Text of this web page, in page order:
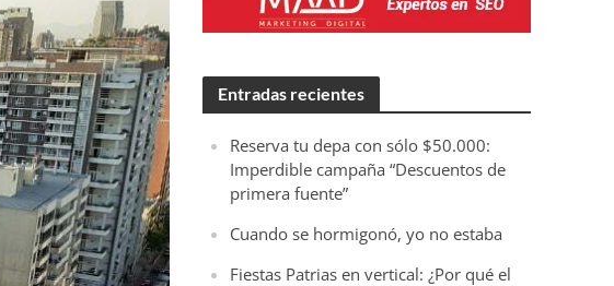
Entradas recientes
Reserva tu depa con sólo $50.000:
Imperdible campaña “Descuentos de
primera fuente”
Cuando se hormigonó, yo no estaba
Fiestas Patrias en vertical: ¿Por qué el